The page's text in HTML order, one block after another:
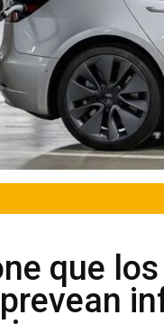
en
serio
que